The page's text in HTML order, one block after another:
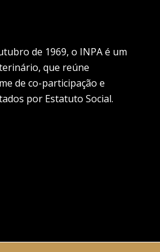
de 1969, o INPA é um
que reúne
de co-participação e
por Estatuto Social.